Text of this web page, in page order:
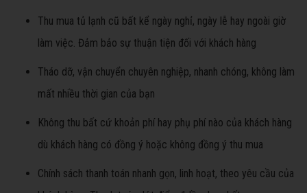
Thu mua tủ lạnh cũ bất kể ngày nghỉ, ngày lễ hay ngoài giờ
làm việc. Đảm bảo sự thuận tiện đối với khách hàng
Tháo dỡ, vận chuyển chuyên nghiệp, nhanh chóng, không làm
mất nhiều thời gian của bạn
Không thu bất cứ khoản phí hay phụ phí nào của khách hàng
dù khách hàng có đồng ý hoặc không đồng ý thu mua
Chính sách thanh toán nhanh gọn, linh hoạt, theo yêu cầu của